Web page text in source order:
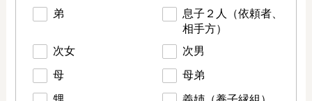
弟
息子２人（依頼者、
相手方）
次女
次男
母 母弟